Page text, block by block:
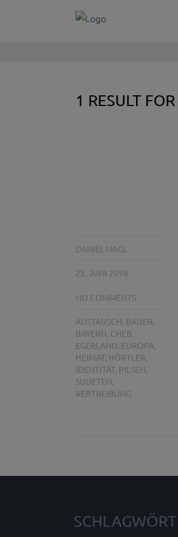
1 RESULT FOR
DANIEL NAGL
25. JUNI 2018
NO COMMENTS
AUSTAUSCH, BAUER,
BAYERN, CHEB,
EGERLAND, EUROPA,
HEIMAT, HÖRTLER,
IDENTITÄT, PILSEN,
SUDETEN,
VERTREIBUNG